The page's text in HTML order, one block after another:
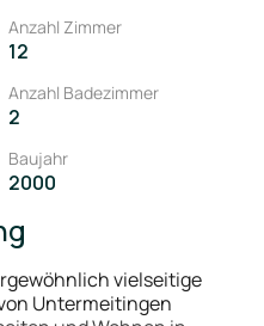
Anzahl Zimmer
12
Anzahl Badezimmer
2
Baujahr
2000
vielseitige
Untermeitingen